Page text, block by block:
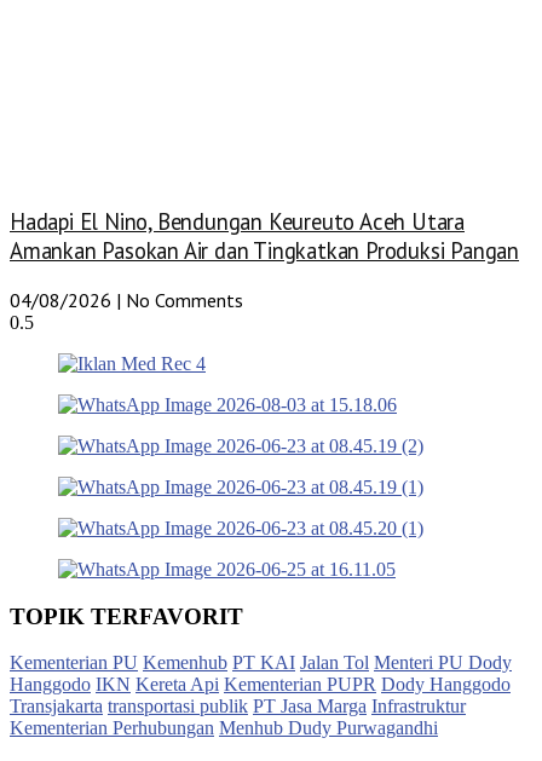
Hadapi El Nino, Bendungan Keureuto Aceh Utara
Amankan Pasokan Air dan Tingkatkan Produksi Pangan
04/08/2026 No Comments
TOPIK TERFAVORIT
Kementerian PU Kemenhub PT KAI Jalan Tol Menteri PU Dody
Hanggodo IKN Kereta Api Kementerian PUPR Dody Hanggodo
Transjakarta transportasi publik PT Jasa Marga Infrastruktur
Kementerian Perhubungan Menhub Dudy Purwagandhi